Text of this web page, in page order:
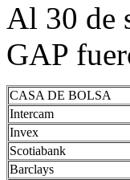
Al 30 de
GAP
CASA DE BOLSA
Intercam
Invex
Scotiabank
Barclays